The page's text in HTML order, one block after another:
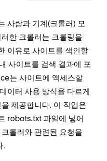
사람과 기계(크롤러) 모
한 크롤러는 크롤링을
이유로 사이트를 색인할
사이트를 검색 결과에 포
는 사이트에 액세스할
이터 사용 방식을 다르게
제공합니다. 이 작업은
robots.txt 파일에 넣어
롤러와 관련된 요청을
.